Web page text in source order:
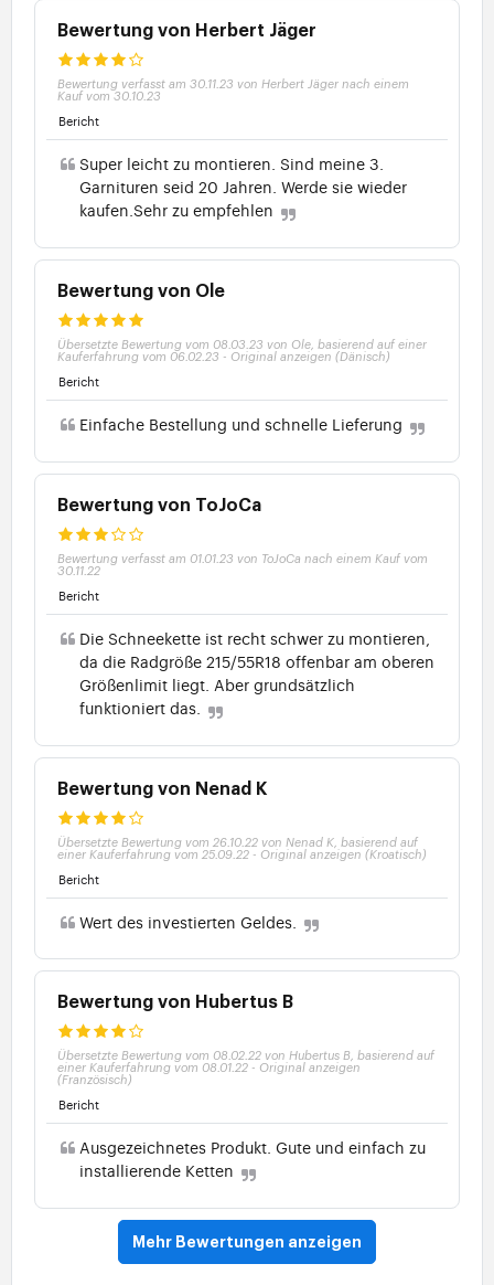
Bewertung von Herbert Jäger
Bewertung verfasst am 30.11.23 von Herbert Jäger nach einem
Kauf vom 30.10.23
Bericht
Super leicht zu montieren. Sind meine 3.
Garnituren seid 20 Jahren. Werde sie wieder
kaufen.Sehr zu empfehlen
Bewertung von Ole
Übersetzte Bewertung vom 08.03.23 von Ole, basierend auf einer
Kauferfahrung vom 06.02.23 - Original anzeigen (Dänisch)
Bericht
Einfache Bestellung und schnelle Lieferung
Bewertung von ToJoCa
Bewertung verfasst am 01.01.23 von ToJoCa nach einem Kauf vom
30.11.22
Bericht
Die Schneekette ist recht schwer zu montieren,
da die Radgröße 215/55R18 offenbar am oberen
Größenlimit liegt. Aber grundsätzlich
funktioniert das.
Bewertung von Nenad K
Übersetzte Bewertung vom 26.10.22 von Nenad K, basierend auf
einer Kauferfahrung vom 25.09.22 - Original anzeigen (Kroatisch)
Bericht
Wert des investierten Geldes.
Bewertung von Hubertus B
Übersetzte Bewertung vom 08.02.22 von Hubertus B, basierend auf
einer Kauferfahrung vom 08.01.22 - Original anzeigen
(Französisch)
Bericht
Ausgezeichnetes Produkt. Gute und einfach zu
installierende Ketten
Mehr Bewertungen anzeigen